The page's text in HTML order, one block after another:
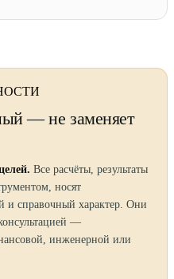
— не заменяет
Все расчёты, результаты
носят
и справочный характер. Они
—
инженерной или